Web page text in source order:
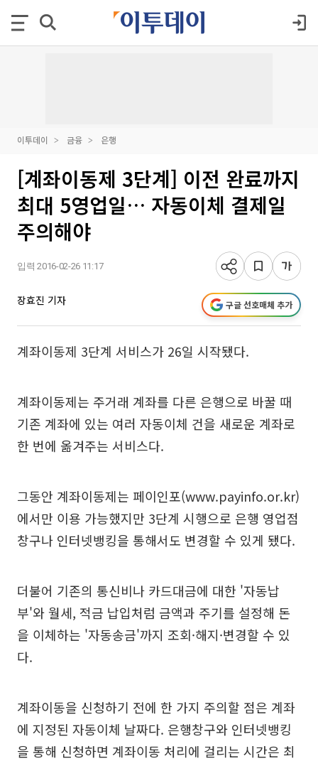
이투데이 금융 은행
[계좌이동제 3단계] 이전 완료까지
최대 5영업일… 자동이체 결제일
주의해야
입력 2016-02-26 11:17
장효진 기자 구글 선호매체 추가
계좌이동제 3단계 서비스가 26일 시작됐다.
계좌이동제는 주거래 계좌를 다른 은행으로 바꿀 때
기존 계좌에 있는 여러 자동이체 건을 새로운 계좌로
한 번에 옮겨주는 서비스다.
그동안 계좌이동제는 페이인포(www.payinfo.or.kr)
에서만 이용 가능했지만 3단계 시행으로 은행 영업점
창구나 인터넷뱅킹을 통해서도 변경할 수 있게 됐다.
더불어 기존의 통신비나 카드대금에 대한 '자동납
부'와 월세, 적금 납입처럼 금액과 주기를 설정해 돈
을 이체하는 '자동송금'까지 조회·해지·변경할 수 있
다.
계좌이동을 신청하기 전에 한 가지 주의할 점은 계좌
에 지정된 자동이체 날짜다. 은행창구와 인터넷뱅킹
을 통해 신청하면 계좌이동 처리에 걸리는 시간은 최